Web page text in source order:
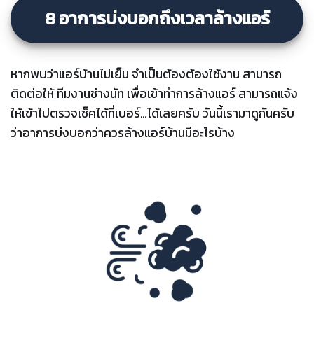
8 อาการบ่งบอกถึงเวลาล้างแอร์
หากพบว่าแอร์บ้านไม่เย็น จำเป็นต้องต้องใช้งาน สามารถ
ติดต่อให้ ทีมงานช่างนัท เพื่อเข้าทำการล้างแอร์ สามารถแจ้ง
ให้เข้าไปตรวจเช็คได้ที่เบอร์…ได้เลยครับ วันนี้เรามาดูกันครับ
ว่าอาการบ่งบอกว่าควรล้างแอร์บ้านมีอะไรบ้าง